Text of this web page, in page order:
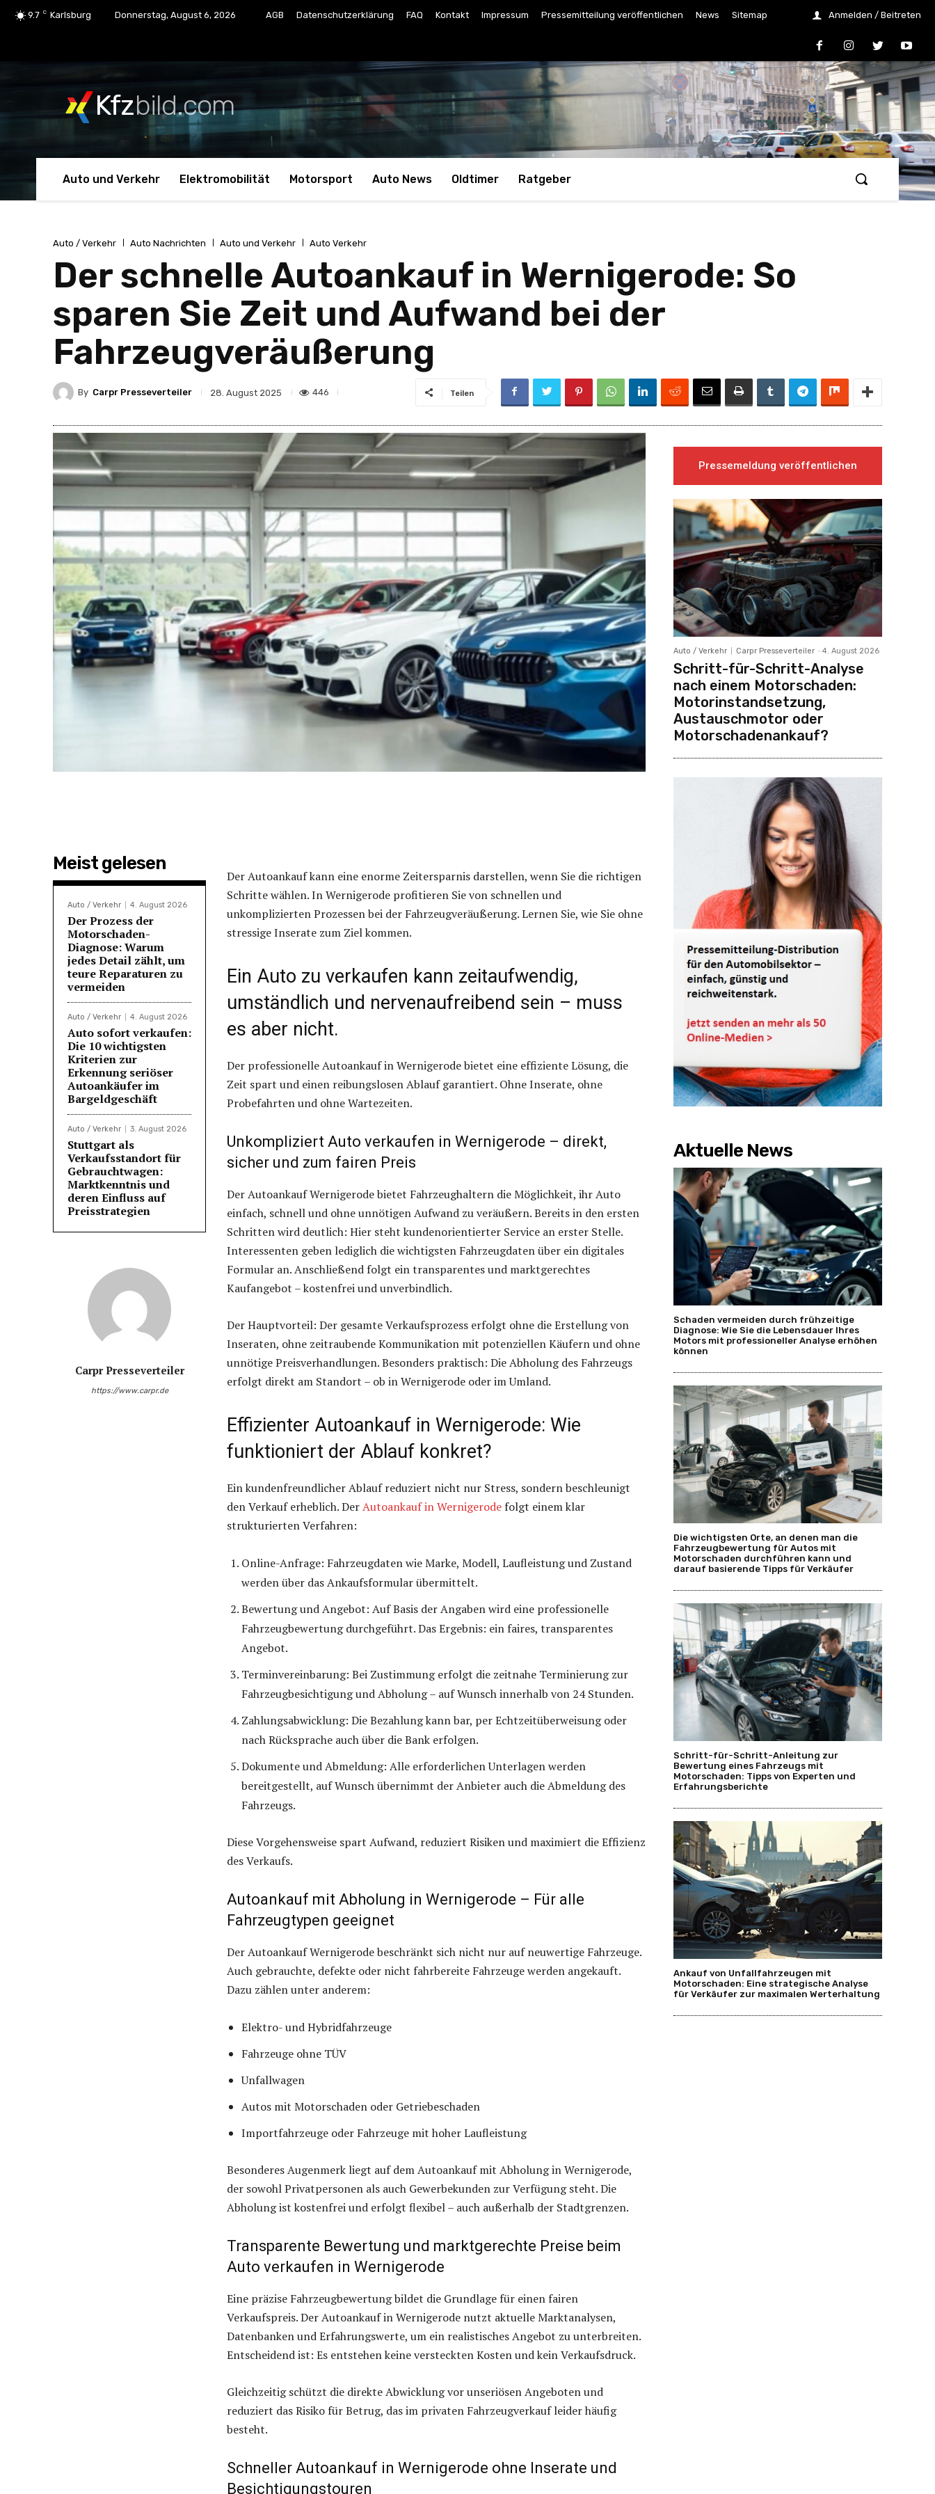
9.7 C Karlsburg Donnerstag, August 6, 2026 AGB Datenschutzerklärung FAQ Kontakt Impressum Pressemitteilung veröffentlichen News Sitemap Anmelden / Beitreten
Kfzbild.com
Auto und Verkehr Elektromobilität Motorsport Auto News Oldtimer Ratgeber
Auto / Verkehr Auto Nachrichten Auto und Verkehr Auto Verkehr
Der schnelle Autoankauf in Wernigerode: So
sparen Sie Zeit und Aufwand bei der
Fahrzeugveräußerung
By Carpr Presseverteiler 28. August 2025 446 Teilen
Meist gelesen
Auto / Verkehr 4. August 2026
Der Prozess der
Motorschaden-
Diagnose: Warum
jedes Detail zählt, um
teure Reparaturen zu
vermeiden
Auto / Verkehr 4. August 2026
Auto sofort verkaufen:
Die 10 wichtigsten
Kriterien zur
Erkennung seriöser
Autoankäufer im
Bargeldgeschäft
Auto / Verkehr 3. August 2026
Stuttgart als
Verkaufsstandort für
Gebrauchtwagen:
Marktkenntnis und
deren Einfluss auf
Preisstrategien
Carpr Presseverteiler
https://www.carpr.de
Der Autoankauf kann eine enorme Zeitersparnis darstellen, wenn Sie die richtigen
Schritte wählen. In Wernigerode profitieren Sie von schnellen und
unkomplizierten Prozessen bei der Fahrzeugveräußerung. Lernen Sie, wie Sie ohne
stressige Inserate zum Ziel kommen.
Ein Auto zu verkaufen kann zeitaufwendig,
umständlich und nervenaufreibend sein – muss
es aber nicht.
Der professionelle Autoankauf in Wernigerode bietet eine effiziente Lösung, die
Zeit spart und einen reibungslosen Ablauf garantiert. Ohne Inserate, ohne
Probefahrten und ohne Wartezeiten.
Unkompliziert Auto verkaufen in Wernigerode – direkt,
sicher und zum fairen Preis
Der Autoankauf Wernigerode bietet Fahrzeughaltern die Möglichkeit, ihr Auto
einfach, schnell und ohne unnötigen Aufwand zu veräußern. Bereits in den ersten
Schritten wird deutlich: Hier steht kundenorientierter Service an erster Stelle.
Interessenten geben lediglich die wichtigsten Fahrzeugdaten über ein digitales
Formular an. Anschließend folgt ein transparentes und marktgerechtes
Kaufangebot – kostenfrei und unverbindlich.
Der Hauptvorteil: Der gesamte Verkaufsprozess erfolgt ohne die Erstellung von
Inseraten, ohne zeitraubende Kommunikation mit potenziellen Käufern und ohne
unnötige Preisverhandlungen. Besonders praktisch: Die Abholung des Fahrzeugs
erfolgt direkt am Standort – ob in Wernigerode oder im Umland.
Effizienter Autoankauf in Wernigerode: Wie
funktioniert der Ablauf konkret?
Ein kundenfreundlicher Ablauf reduziert nicht nur Stress, sondern beschleunigt
den Verkauf erheblich. DerAutoankauf in Wernigerode folgt einem klar
strukturierten Verfahren:
Online-Anfrage: Fahrzeugdaten wie Marke, Modell, Laufleistung und Zustand
werden über das Ankaufsformular übermittelt.
Bewertung und Angebot: Auf Basis der Angaben wird eine professionelle
Fahrzeugbewertung durchgeführt. Das Ergebnis: ein faires, transparentes
Angebot.
Terminvereinbarung: Bei Zustimmung erfolgt die zeitnahe Terminierung zur
Fahrzeugbesichtigung und Abholung – auf Wunsch innerhalb von 24 Stunden.
Zahlungsabwicklung: Die Bezahlung kann bar, per Echtzeitüberweisung oder
nach Rücksprache auch über die Bank erfolgen.
Dokumente und Abmeldung: Alle erforderlichen Unterlagen werden
bereitgestellt, auf Wunsch übernimmt der Anbieter auch die Abmeldung des
Fahrzeugs.
Diese Vorgehensweise spart Aufwand, reduziert Risiken und maximiert die Effizienz
des Verkaufs.
Autoankauf mit Abholung in Wernigerode – Für alle
Fahrzeugtypen geeignet
Der Autoankauf Wernigerode beschränkt sich nicht nur auf neuwertige Fahrzeuge.
Auch gebrauchte, defekte oder nicht fahrbereite Fahrzeuge werden angekauft.
Dazu zählen unter anderem:
Elektro- und Hybridfahrzeuge
Fahrzeuge ohne TÜV
Unfallwagen
Autos mit Motorschaden oder Getriebeschaden
Importfahrzeuge oder Fahrzeuge mit hoher Laufleistung
Besonderes Augenmerk liegt auf dem Autoankauf mit Abholung in Wernigerode,
der sowohl Privatpersonen als auch Gewerbekunden zur Verfügung steht. Die
Abholung ist kostenfrei und erfolgt flexibel – auch außerhalb der Stadtgrenzen.
Transparente Bewertung und marktgerechte Preise beim
Auto verkaufen in Wernigerode
Eine präzise Fahrzeugbewertung bildet die Grundlage für einen fairen
Verkaufspreis. Der Autoankauf in Wernigerode nutzt aktuelle Marktanalysen,
Datenbanken und Erfahrungswerte, um ein realistisches Angebot zu unterbreiten.
Entscheidend ist: Es entstehen keine versteckten Kosten und kein Verkaufsdruck.
Gleichzeitig schützt die direkte Abwicklung vor unseriösen Angeboten und
reduziert das Risiko für Betrug, das im privaten Fahrzeugverkauf leider häufig
besteht.
Schneller Autoankauf in Wernigerode ohne Inserate und
Besichtigungstouren
Pressemeldung veröffentlichen
Auto / Verkehr Carpr Presseverteiler - 4. August 2026
Schritt-für-Schritt-Analyse
nach einem Motorschaden:
Motorinstandsetzung,
Austauschmotor oder
Motorschadenankauf?
Aktuelle News
Schaden vermeiden durch frühzeitige
Diagnose: Wie Sie die Lebensdauer Ihres
Motors mit professioneller Analyse erhöhen
können
Die wichtigsten Orte, an denen man die
Fahrzeugbewertung für Autos mit
Motorschaden durchführen kann und
darauf basierende Tipps für Verkäufer
Schritt-für-Schritt-Anleitung zur
Bewertung eines Fahrzeugs mit
Motorschaden: Tipps von Experten und
Erfahrungsberichte
Ankauf von Unfallfahrzeugen mit
Motorschaden: Eine strategische Analyse
für Verkäufer zur maximalen Werterhaltung